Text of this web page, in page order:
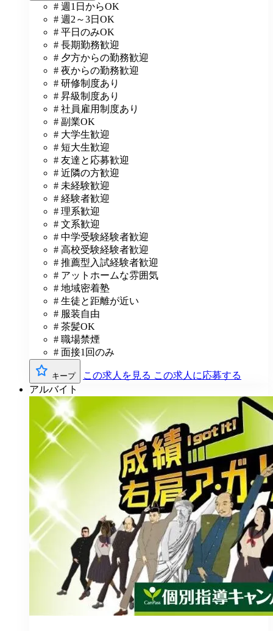
# 週1日からOK
# 週2～3日OK
# 平日のみOK
# 長期勤務歓迎
# 夕方からの勤務歓迎
# 夜からの勤務歓迎
# 研修制度あり
# 昇級制度あり
# 社員雇用制度あり
# 副業OK
# 大学生歓迎
# 短大生歓迎
# 友達と応募歓迎
# 近隣の方歓迎
# 未経験歓迎
# 経験者歓迎
# 理系歓迎
# 文系歓迎
# 中学受験経験者歓迎
# 高校受験経験者歓迎
# 推薦型入試経験者歓迎
# アットホームな雰囲気
# 地域密着塾
# 生徒と距離が近い
# 服装自由
# 茶髪OK
# 職場禁煙
# 面接1回のみ
キープ この求人を見る この求人に応募する
アルバイト